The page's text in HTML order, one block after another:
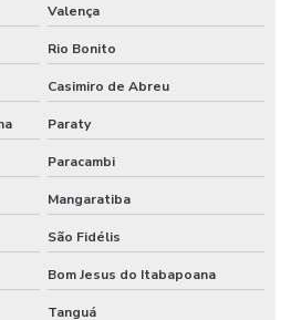
Em Minas Gerais
Minas Gerais
150 Lbs
Valença
Rio Bonito
Casimiro de Abreu
Paraty
Paracambi
Mangaratiba
São Fidélis
Bom Jesus do Itabapoana
Tanguá